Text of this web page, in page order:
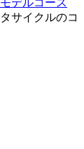
サイクルのコ